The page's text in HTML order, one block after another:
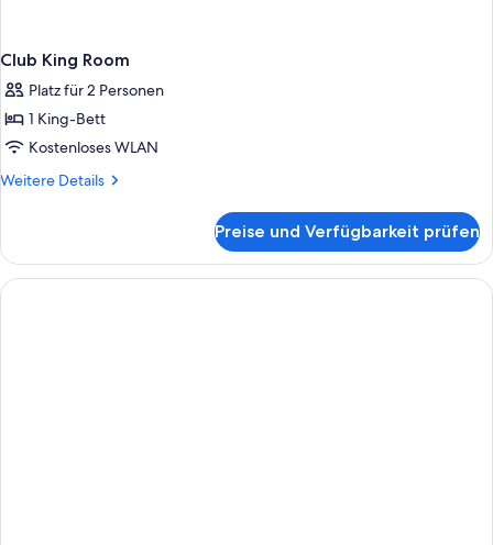
Club King Room
Platz für 2 Personen
1 King-Bett
Kostenloses WLAN
Weitere Details
Weitere
King
Room
Preise und Verfügbarkeit prüfen